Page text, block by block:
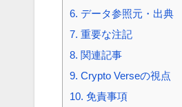
6. データ参照元・出典
7. 重要な注記
8. 関連記事
9. Crypto Verseの視点
10. 免責事項